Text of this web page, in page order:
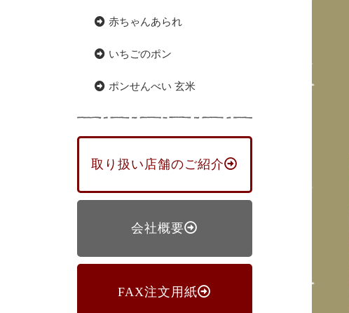
赤ちゃんあられ
いちごのポン
ポンせんべい 玄米
取り扱い店舗のご紹介
会社概要
FAX注文用紙